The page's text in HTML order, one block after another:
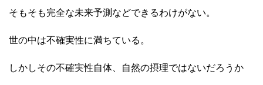
そもそも完全な未来予測などできるわけがない。
世の中は不確実性に満ちている。
しかしその不確実性自体、自然の摂理ではないだろうか